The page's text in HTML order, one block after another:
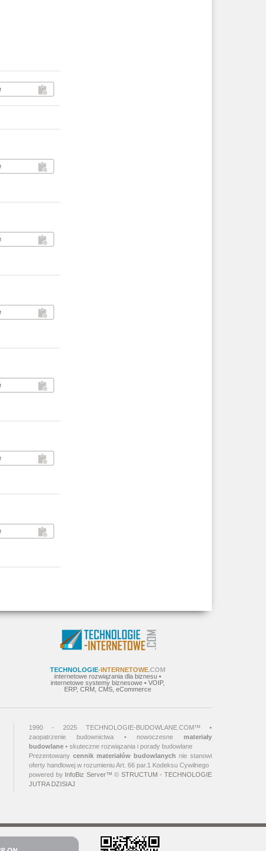
TECHNOLOGIE-INTERNETOWE.COM
internetowe rozwiązania dla biznesu •
internetowe systemy biznesowe • VOIP,
ERP, CRM, CMS, eCommerce
1990 - 2025 TECHNOLOGIE-BUDOWLANE.COM™ •
zaopatrzenie budownictwa • nowoczesne materiały
budowlane • skuteczne rozwiązania i porady budowlane
Prezentowany cennik materiałów budowlanych nie stanowi
oferty handlowej w rozumieniu Art. 66 par.1 Kodeksu Cywilnego
powered by InfoBiz Server™ © STRUCTUM - TECHNOLOGIE
JUTRA DZISIAJ